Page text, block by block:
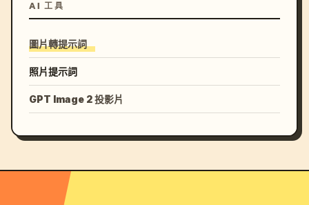
AI 工具
圖片轉提示詞
照片提示詞
GPT Image 2 投影片